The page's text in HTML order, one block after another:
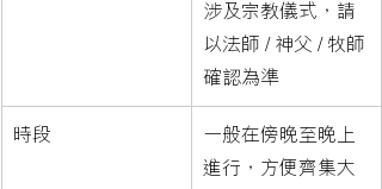
涉及宗教儀式，請
以法師 / 神父 / 牧師
確認為準
時段
一般在傍晚至晚上
進行，方便齊集大